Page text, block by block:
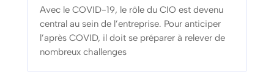
Avec le COVID-19, le rôle du CIO est devenu
central au sein de l’entreprise. Pour anticiper
l’après COVID, il doit se préparer à relever de
nombreux challenges